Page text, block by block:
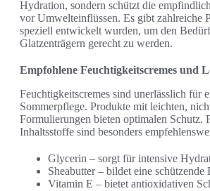
Hydration, sondern schützt die
vor Umwelteinflüssen. Es gibt zahlreiche
speziell entwickelt wurden, um den
Glatzenträgern gerecht zu werden.
Empfohlene Feuchtigkeitscremes und
Feuchtigkeitscremes sind unerlässlich für
Sommerpflege. Produkte mit leichten,
Formulierungen bieten optimalen Schutz.
Inhaltsstoffe sind besonders
Glycerin – sorgt für intensive
Sheabutter – bildet eine schützende
Vitamin E – bietet antioxidativen